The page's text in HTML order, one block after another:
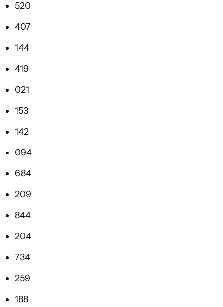
520
407
144
419
021
153
142
094
684
209
844
204
734
259
188